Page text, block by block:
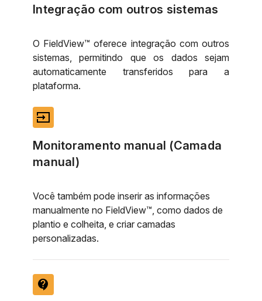
Integração com outros sistemas
O FieldView™ oferece integração com outros
sistemas, permitindo que os dados sejam
automaticamente transferidos para a
plataforma.
input
Monitoramento manual (Camada
manual)
Você também pode inserir as informações
manualmente no FieldView™, como dados de
plantio e colheita, e criar camadas
personalizadas.
contact_support